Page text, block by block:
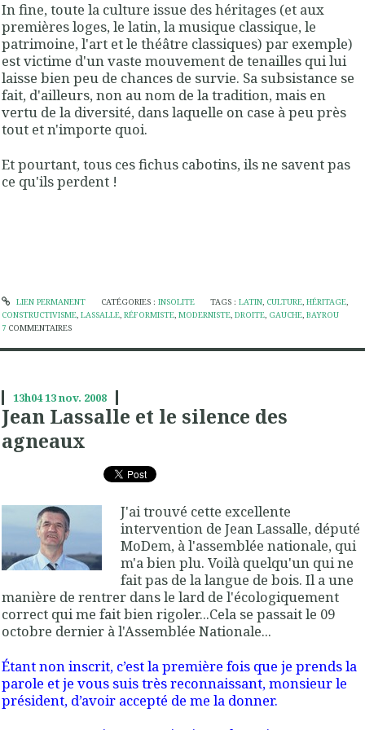
In fine, toute la culture issue des héritages (et aux
premières loges, le latin, la musique classique, le
patrimoine, l'art et le théâtre classiques) par exemple)
est victime d'un vaste mouvement de tenailles qui lui
laisse bien peu de chances de survie. Sa subsistance se
fait, d'ailleurs, non au nom de la tradition, mais en
vertu de la diversité, dans laquelle on case à peu près
tout et n'importe quoi.
Et pourtant, tous ces fichus cabotins, ils ne savent pas
ce qu'ils perdent !
LIEN PERMANENT CATÉGORIES : INSOLITE TAGS :LATIN, CULTURE,HÉRITAGE,
CONSTRUCTIVISME, LASSALLE, RÉFORMISTE, MODERNISTE, DROITE, GAUCHE, BAYROU
7 COMMENTAIRES
13h0413nov. 2008
Jean Lassalle et le silence des
agneaux
J'ai trouvé cette excellente
intervention de Jean Lassalle, député
MoDem, à l'assemblée nationale, qui
m'a bien plu. Voilà quelqu'un qui ne
fait pas de la langue de bois. Il a une
manière de rentrer dans le lard de l'écologiquement
correct qui me fait bien rigoler...Cela se passait le 09
octobre dernier à l'Assemblée Nationale...
Étant non inscrit, c’est la première fois que je prends la
parole et je vous suis très reconnaissant, monsieur le
président, d’avoir accepté de me la donner.